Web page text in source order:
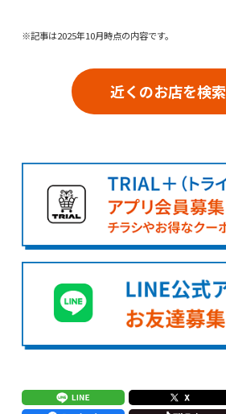
※記事は2025年10月時点の内容です。
近くのお店を検索